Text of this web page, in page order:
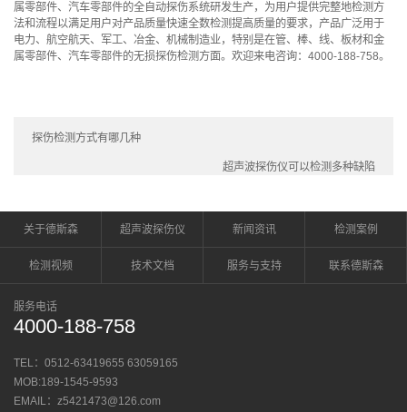
属零部件、汽车零部件的全自动探伤系统研发生产，为用户提供完整地检测方
法和流程以满足用户对产品质量快速全数检测提高质量的要求，产品广泛用于
电力、航空航天、军工、冶金、机械制造业，特别是在管、棒、线、板材和金
属零部件、汽车零部件的无损探伤检测方面。欢迎来电咨询：4000-188-758。
探伤检测方式有哪几种
超声波探伤仪可以检测多种缺陷
关于德斯森 超声波探伤仪 新闻资讯 检测案例
检测视频 技术文档 服务与支持 联系德斯森
服务电话
4000-188-758
TEL：0512-63419655 63059165
MOB:189-1545-9593
EMAIL：z5421473@126.com